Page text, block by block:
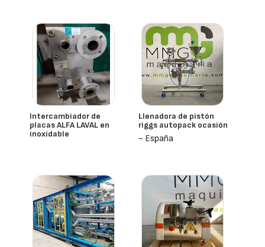
Intercambiador de
placas ALFA LAVAL en
inoxidable
- España
Llenadora de pistón
riggs autopack ocasión
- España